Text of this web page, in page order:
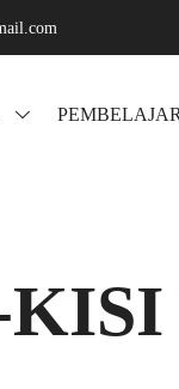
karang sari jati agung